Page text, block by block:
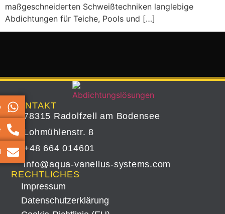
maßgeschneiderten Schweißtechniken langlebige
Abdichtungen für Teiche, Pools und […]
KONTAKT
78315 Radolfzell am Bodensee
Lohmühlenstr. 8
+48 664 014601
info@aqua-vanellus-systems.com
RECHTLICHES
Impressum
Datenschutz­erklärung